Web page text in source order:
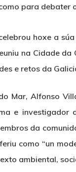
para debater
hoxe a
na Cidade
e retos da
Mar, Alfonso
e investigador
da
como “un
ambiental,